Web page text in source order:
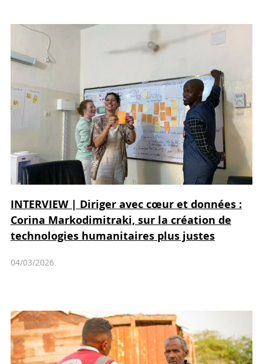
INTERVIEW | Diriger avec cœur et données :
Corina Markodimitraki, sur la création de
technologies humanitaires plus justes
04/03/2026